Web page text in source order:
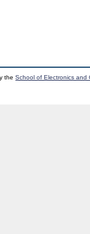
theSchool of Electronics and